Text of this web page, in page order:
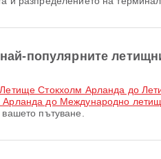
популярните
Летище Стокхолм Арланда до
Арланда до Международно
вашето пътуване.